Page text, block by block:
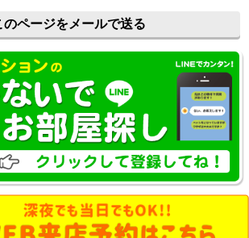
のページをメールで送る